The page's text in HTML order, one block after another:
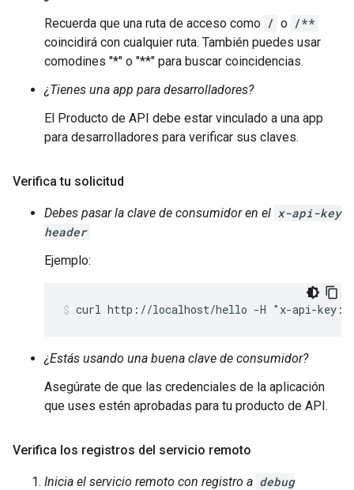
Recuerda que una ruta de acceso como / o /**
coincidirá con cualquier ruta. También puedes usar
comodines "*" o "**" para buscar coincidencias.
¿Tienes una app para desarrolladores?
El Producto de API debe estar vinculado a una app
para desarrolladores para verificar sus claves.
Verifica tu solicitud
Debes pasar la clave de consumidor en el x-api-key
header
Ejemplo:
curl http://localhost/hello -H "x-api-key:
¿Estás usando una buena clave de consumidor?
Asegúrate de que las credenciales de la aplicación
que uses estén aprobadas para tu producto de API.
Verifica los registros del servicio remoto
Inicia el servicio remoto con registro a debug